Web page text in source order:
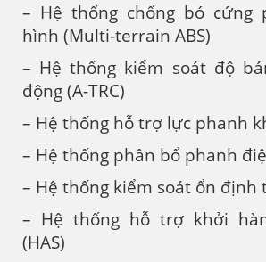
– Hệ thống chống bó cứng
hình (Multi-terrain ABS)
– Hệ thống kiểm soát độ
động (A-TRC)
– Hệ thống hỗ trợ lực phanh
– Hệ thống phân bổ phanh
– Hệ thống kiểm soát ổn định
– Hệ thống hỗ trợ khởi
(HAS)